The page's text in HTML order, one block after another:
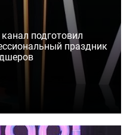
подготовил
праздник